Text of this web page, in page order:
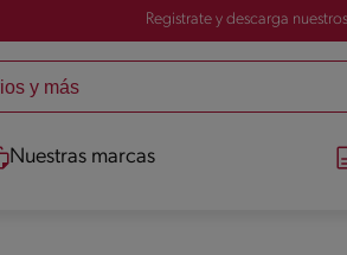
Registrate y descarga
Nuestras marcas